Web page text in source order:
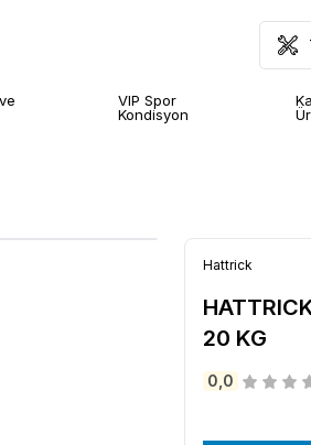
VIP Spor
Kondisyon
Hattrick
20 KG
0,0